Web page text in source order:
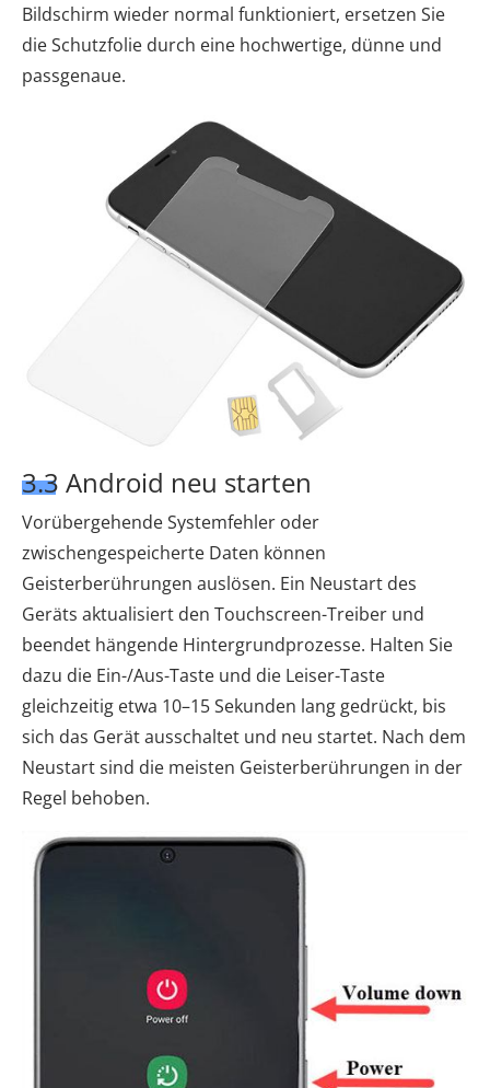
Bildschirm wieder normal funktioniert, ersetzen Sie
die Schutzfolie durch eine hochwertige, dünne und
passgenaue.
3.3 Android neu starten
Vorübergehende Systemfehler oder
zwischengespeicherte Daten können
Geisterberührungen auslösen. Ein Neustart des
Geräts aktualisiert den Touchscreen-Treiber und
beendet hängende Hintergrundprozesse. Halten Sie
dazu die Ein-/Aus-Taste und die Leiser-Taste
gleichzeitig etwa 10–15 Sekunden lang gedrückt, bis
sich das Gerät ausschaltet und neu startet. Nach dem
Neustart sind die meisten Geisterberührungen in der
Regel behoben.